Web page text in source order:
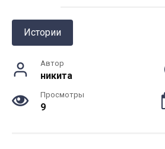
Истории
Автор
никита
Просмотры
9